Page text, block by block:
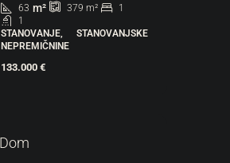
63 m² 379 m²
1
1
STANOVANJE, STANOVANJSKE
NEPREMIČNINE
133.000 €